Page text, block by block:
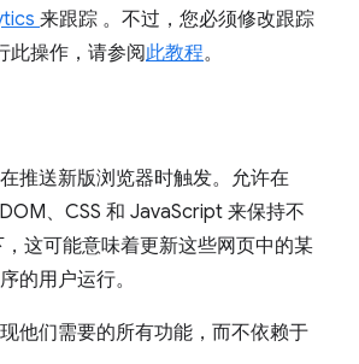
来跟踪 。不过，您必须修改跟踪
此操作，请参阅此教程。
推送新版浏览器时触发。允许在
、CSS 和 JavaScript 来保持不
这可能意味着更新这些网页中的某
的用户运行。
他们需要的所有功能，而不依赖于